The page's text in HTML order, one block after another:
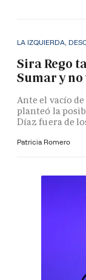
LA IZQUIERDA,
Sira Rego
Sumar y
Ante el vacío
planteó la
Díaz fuera de
Patricia Romero